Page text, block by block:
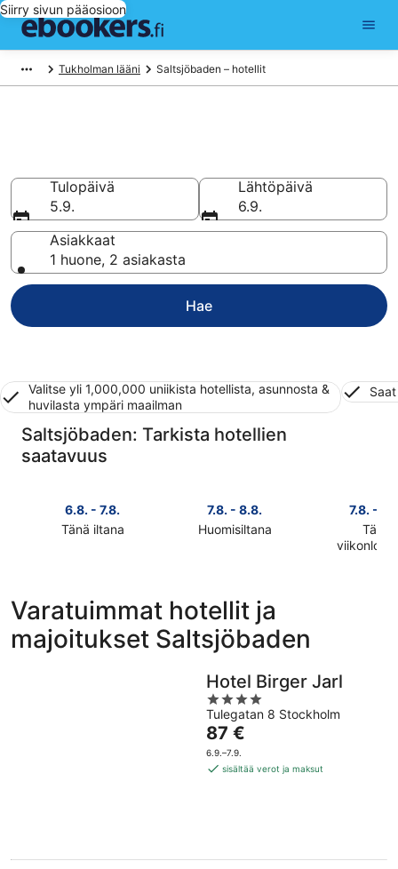
Siirry sivun pääosioon
Tukholman lääni Saltsjöbaden – hotellit
Tulopäivä
5.9.
Lähtöpäivä
6.9.
Asiakkaat
1 huone, 2 asiakasta
Hae
Valitse yli 1,000,000 uniikista hotellista, asunnosta &
huvilasta ympäri maailman
Saltsjöbaden: Tarkista hotellien
saatavuus
6.8. - 7.8.
Tänä iltana
hinnat
täksi
illaksi
eli
7.8. - 8.8.
Huomisiltana
hinnat
huomisillaksi
eli
7.8.
8.8.
7.8. -
Tänä
7.8.
9.8.
Varatuimmat hotellit ja
majoitukset Saltsjöbaden
Hotel Birger Jarl
4
out
of
5
Tulegatan 8 Stockholm
Hinta
on
87 €
87 €
6.9.–7.9.
sisältää verot ja maksut